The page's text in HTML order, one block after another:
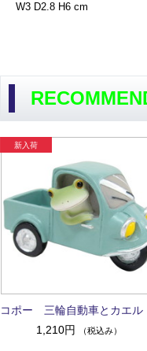
W3 D2.8 H6 cm
コポー 三輪自動車とカエル
1,210円
（税込み）